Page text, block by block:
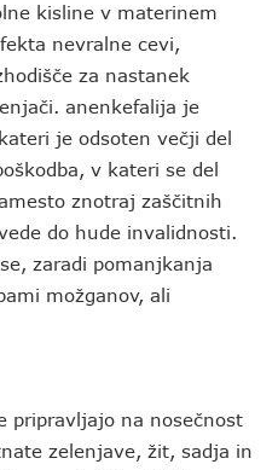
kisline v materinem
nevralne cevi,
za nastanek
anenkefalija je
je odsoten večji del
v kateri se del
znotraj zaščitnih
do hude invalidnosti.
zaradi pomanjkanja
možganov, ali
pripravljajo na nosečnost
zelenjave, žit, sadja in